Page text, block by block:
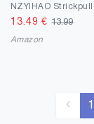
13.49 €13.99
Amazon
1